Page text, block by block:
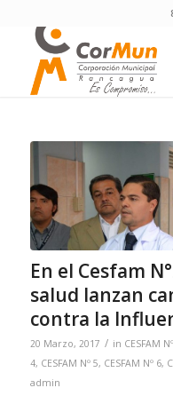
En el Cesfam
salud lanzan
contra la
20 Marzo, 2017 / in CESFAM
4, CESFAM Nº 5, CESFAM Nº 6,
admin